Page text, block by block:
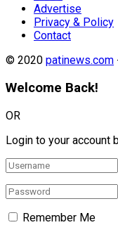
Advertise
Privacy & Policy
Contact
© 2020 patinews.com
Welcome Back!
OR
Login to your account
Remember Me